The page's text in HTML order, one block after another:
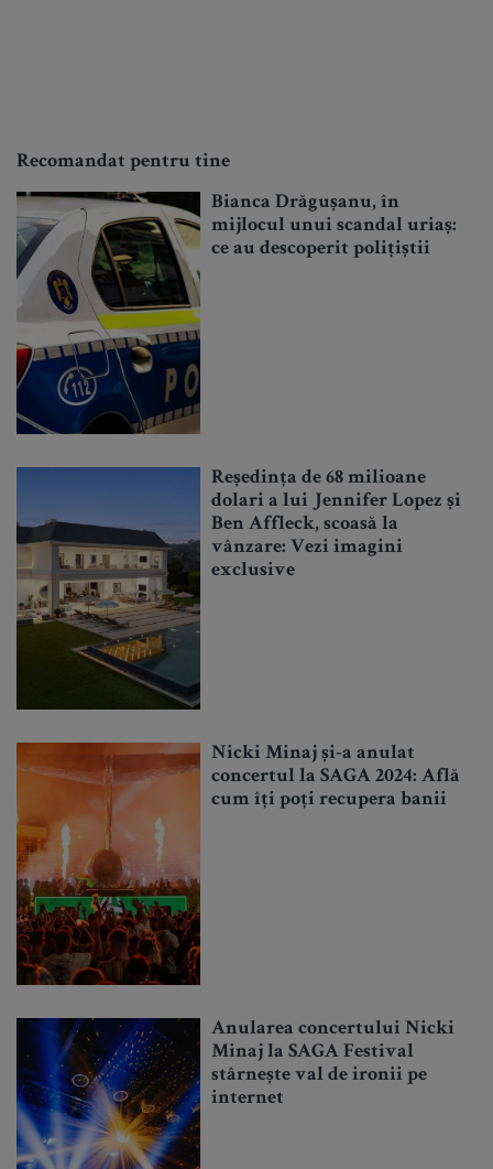
Recomandat pentru tine
Bianca Drăgușanu, în
mijlocul unui scandal uriaș:
ce au descoperit polițiștii
Reședința de 68 milioane
dolari a lui Jennifer Lopez și
Ben Affleck, scoasă la
vânzare: Vezi imagini
exclusive
Nicki Minaj și-a anulat
concertul la SAGA 2024: Află
cum îți poți recupera banii
Anularea concertului Nicki
Minaj la SAGA Festival
stârnește val de ironii pe
internet